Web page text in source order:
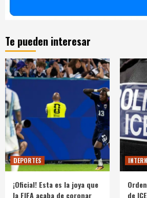
Te pueden interesar
DEPORTES
¡Oficial! Esta es la joya que
la FIFA acaba de coronar
de